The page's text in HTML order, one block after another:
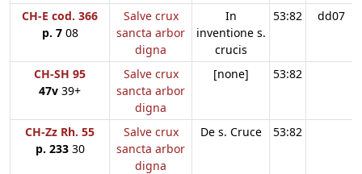
CH-E cod. 366
p. 708
Salve crux
sancta arbor
digna
In
inventione s.
crucis
53:82 dd07
CH-SH 95
47v 39+
Salve crux
sancta arbor
digna
[none] 53:82
CH-Zz Rh. 55
p. 23330
Salve crux
sancta arbor
digna
De s. Cruce 53:82